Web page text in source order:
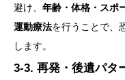
避け、 年齢・体格・スポ
運動療法を行うことで、
します。
3-3. 再発・後遺パタ